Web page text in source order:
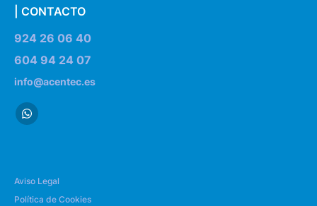
| CONTACTO
924 26 06 40
604 94 24 07
info@acentec.es
Aviso Legal
Política de Cookies